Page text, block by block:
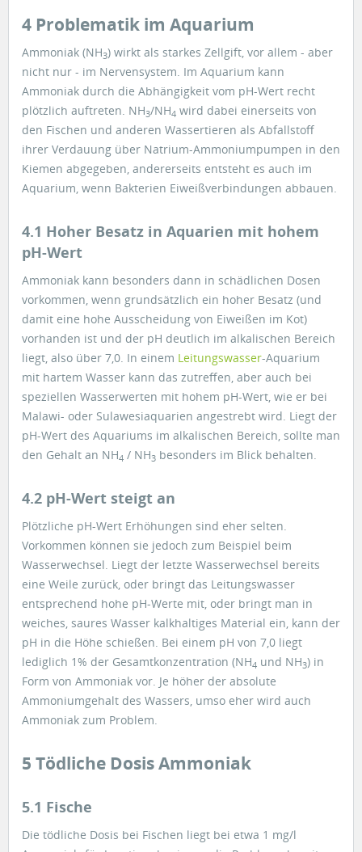
4 Problematik im Aquarium
Ammoniak (NH3) wirkt als starkes Zellgift, vor allem - aber
nicht nur - im Nervensystem. Im Aquarium kann
Ammoniak durch die Abhängigkeit vom pH-Wert recht
plötzlich auftreten. NH3/NH4 wird dabei einerseits von
den Fischen und anderen Wassertieren als Abfallstoff
ihrer Verdauung über Natrium-Ammoniumpumpen in den
Kiemen abgegeben, andererseits entsteht es auch im
Aquarium, wenn Bakterien Eiweißverbindungen abbauen.
4.1 Hoher Besatz in Aquarien mit hohem
pH-Wert
Ammoniak kann besonders dann in schädlichen Dosen
vorkommen, wenn grundsätzlich ein hoher Besatz (und
damit eine hohe Ausscheidung von Eiweißen im Kot)
vorhanden ist und der pH deutlich im alkalischen Bereich
liegt, also über 7,0. In einem Leitungswasser-Aquarium
mit hartem Wasser kann das zutreffen, aber auch bei
speziellen Wasserwerten mit hohem pH-Wert, wie er bei
Malawi- oder Sulawesiaquarien angestrebt wird. Liegt der
pH-Wert des Aquariums im alkalischen Bereich, sollte man
den Gehalt an NH4 / NH3 besonders im Blick behalten.
4.2 pH-Wert steigt an
Plötzliche pH-Wert Erhöhungen sind eher selten.
Vorkommen können sie jedoch zum Beispiel beim
Wasserwechsel. Liegt der letzte Wasserwechsel bereits
eine Weile zurück, oder bringt das Leitungswasser
entsprechend hohe pH-Werte mit, oder bringt man in
weiches, saures Wasser kalkhaltiges Material ein, kann der
pH in die Höhe schießen. Bei einem pH von 7,0 liegt
lediglich 1% der Gesamtkonzentration (NH4 und NH3) in
Form von Ammoniak vor. Je höher der absolute
Ammoniumgehalt des Wassers, umso eher wird auch
Ammoniak zum Problem.
5 Tödliche Dosis Ammoniak
5.1 Fische
Die tödliche Dosis bei Fischen liegt bei etwa 1 mg/l